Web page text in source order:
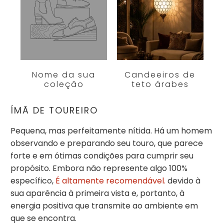
Nome da sua
coleção
Candeeiros de
teto árabes
ÍMÃ DE TOUREIRO
Pequena, mas perfeitamente nítida. Há um homem
observando e preparando seu touro, que parece
forte e em ótimas condições para cumprir seu
propósito. Embora não represente algo 100%
específico, É altamente recomendável. devido à
sua aparência à primeira vista e, portanto, à
energia positiva que transmite ao ambiente em
que se encontra.